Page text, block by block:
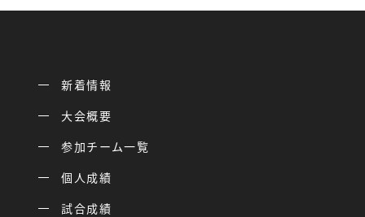
新着情報
大会概要
参加チーム一覧
個人成績
試合成績